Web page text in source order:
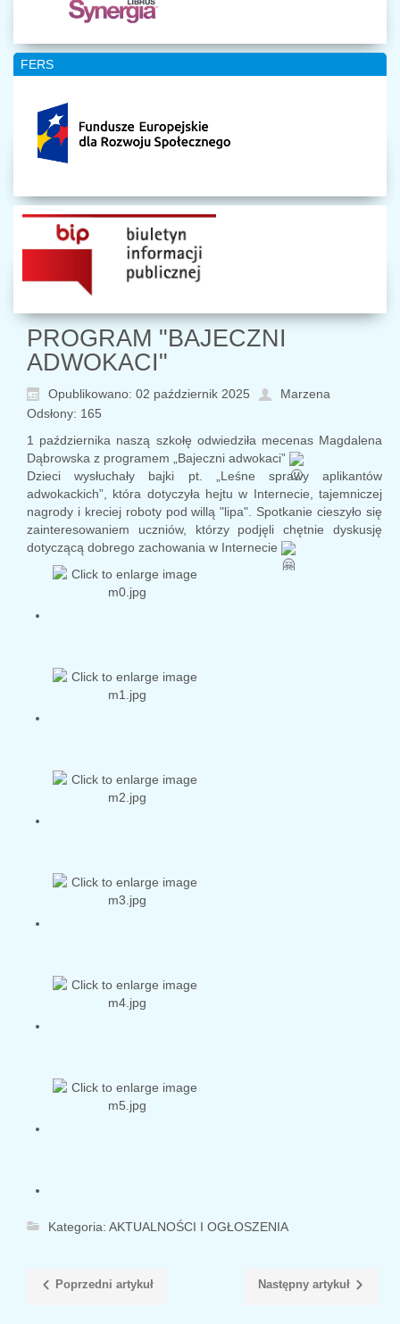
FERS
PROGRAM "BAJECZNI
ADWOKACI"
Opublikowano: 02 październik 2025
Marzena
Odsłony: 165
1 października naszą szkołę odwiedziła mecenas Magdalena
Dąbrowska z programem „Bajeczni adwokaci”
Dzieci wysłuchały bajki pt. „Leśne sprawy aplikantów
adwokackich”, która dotyczyła hejtu w Internecie, tajemniczej
nagrody i kreciej roboty pod willą "lipa". Spotkanie cieszyło się
zainteresowaniem uczniów, którzy podjęli chętnie dyskusję
dotyczącą dobrego zachowania w Internecie
Kategoria: AKTUALNOŚCI I OGŁOSZENIA
Poprzedni artykuł Następny artykuł